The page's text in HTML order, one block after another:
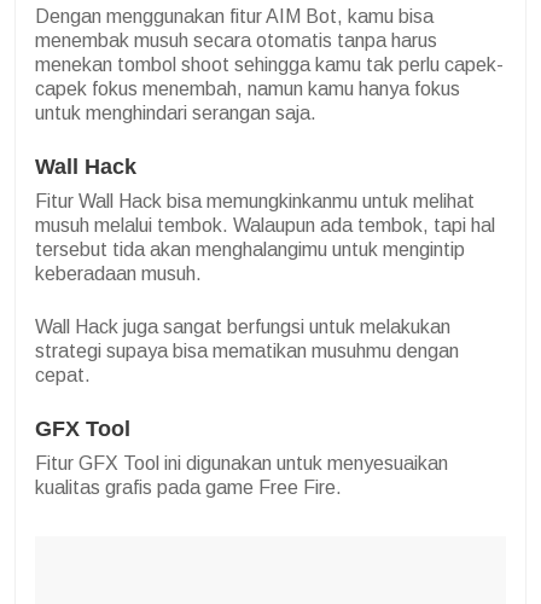
Dengan menggunakan fitur AIM Bot, kamu bisa
menembak musuh secara otomatis tanpa harus
menekan tombol shoot sehingga kamu tak perlu capek-
capek fokus menembah, namun kamu hanya fokus
untuk menghindari serangan saja.
Wall Hack
Fitur Wall Hack bisa memungkinkanmu untuk melihat
musuh melalui tembok. Walaupun ada tembok, tapi hal
tersebut tida akan menghalangimu untuk mengintip
keberadaan musuh.
Wall Hack juga sangat berfungsi untuk melakukan
strategi supaya bisa mematikan musuhmu dengan
cepat.
GFX Tool
Fitur GFX Tool ini digunakan untuk menyesuaikan
kualitas grafis pada game Free Fire.